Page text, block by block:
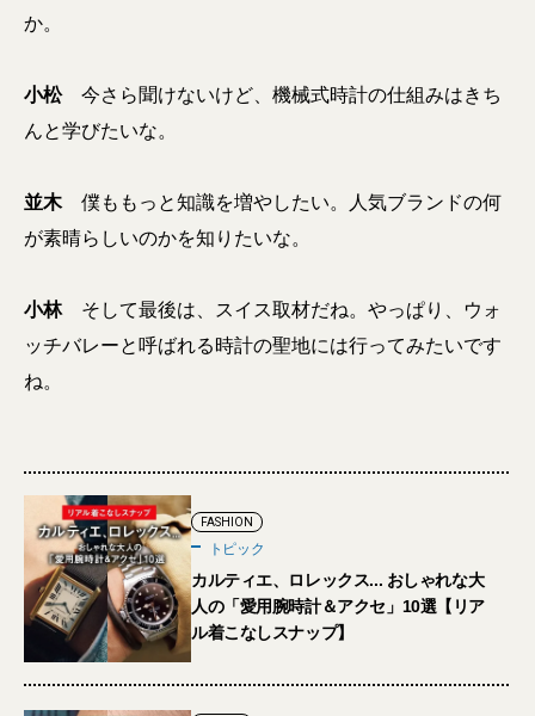
か。
小松今さら聞けないけど、機械式時計の仕組みはきち
んと学びたいな。
並木僕ももっと知識を増やしたい。人気ブランドの何
が素晴らしいのかを知りたいな。
小林そして最後は、スイス取材だね。やっぱり、ウォ
ッチバレーと呼ばれる時計の聖地には行ってみたいです
ね。
FASHION
トピック
カルティエ、ロレックス... おしゃれな大
人の「愛用腕時計＆アクセ」10選【リア
ル着こなしスナップ】